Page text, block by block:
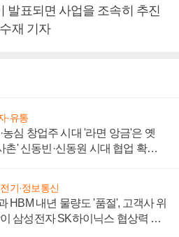
발표되면 사업을 조속히 추진
재 기자
·유통
농심 창업주 시대 '라면 앙금'은 옛
촌' 신동빈·신동원 시대 협업 확대
기·정보통신
HBM 내년 물량도 '품절', 고객사 위
삼성전자 SK하이닉스 협상력 더